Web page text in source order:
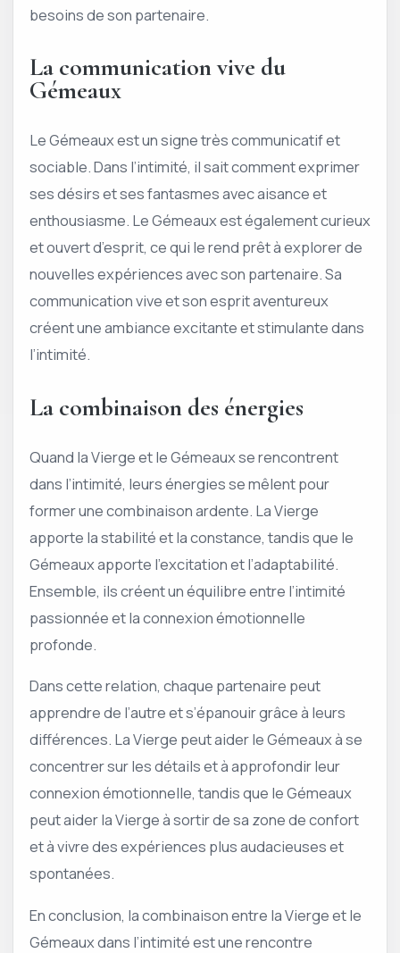
besoins de son partenaire.
La communication vive du
Gémeaux
Le Gémeaux est un signe très communicatif et
sociable. Dans l’intimité, il sait comment exprimer
ses désirs et ses fantasmes avec aisance et
enthousiasme. Le Gémeaux est également curieux
et ouvert d’esprit, ce qui le rend prêt à explorer de
nouvelles expériences avec son partenaire. Sa
communication vive et son esprit aventureux
créent une ambiance excitante et stimulante dans
l’intimité.
La combinaison des énergies
Quand la Vierge et le Gémeaux se rencontrent
dans l’intimité, leurs énergies se mêlent pour
former une combinaison ardente. La Vierge
apporte la stabilité et la constance, tandis que le
Gémeaux apporte l’excitation et l’adaptabilité.
Ensemble, ils créent un équilibre entre l’intimité
passionnée et la connexion émotionnelle
profonde.
Dans cette relation, chaque partenaire peut
apprendre de l’autre et s’épanouir grâce à leurs
différences. La Vierge peut aider le Gémeaux à se
concentrer sur les détails et à approfondir leur
connexion émotionnelle, tandis que le Gémeaux
peut aider la Vierge à sortir de sa zone de confort
et à vivre des expériences plus audacieuses et
spontanées.
En conclusion, la combinaison entre la Vierge et le
Gémeaux dans l’intimité est une rencontre